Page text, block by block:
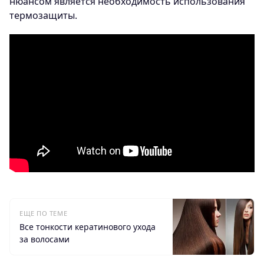
термозащиты.
ЕЩЕ ПО ТЕМЕ
Все тонкости кератинового ухода
за волосами